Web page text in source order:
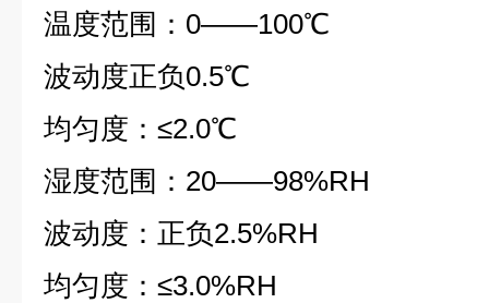
温度范围： 0——100℃
波动度正负0.5℃
均匀度：≤2.0℃
湿度范围： 20——98%RH
波动度：正负2.5%RH
均匀度：≤3.0%RH